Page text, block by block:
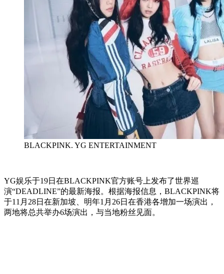
BLACKPINK. YG ENTERTAINMENT
YG娱乐于19日在BLACKPINK官方账号上发布了世界巡
演“DEADLINE”的最新海报。根据海报信息，BLACKPINK将
于11月28日在新加坡、明年1月26日在香港各增加一场演出，
两地将总共举办6场演出，与当地粉丝见面。